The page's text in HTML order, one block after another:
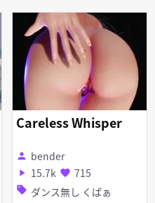
Careless Whisper
person bender
play_arrow 15.7k favorite 715
sell ダンス無し くぱぁ